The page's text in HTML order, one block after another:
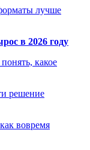
лучше
в 2026 году
какое
решение
вовремя